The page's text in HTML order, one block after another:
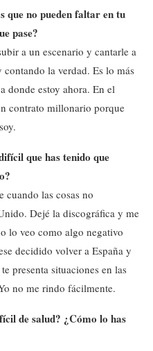
que no pueden faltar en tu
pase?
a un escenario y cantarle a
la verdad. Es lo más
donde estoy ahora. En el
contrato millonario porque
que has tenido que
las cosas no
Dejé la discográfica y me
lo veo como algo negativo
decidido volver a España y
presenta situaciones en las
no me rindo fácilmente.
de salud? ¿Cómo lo has